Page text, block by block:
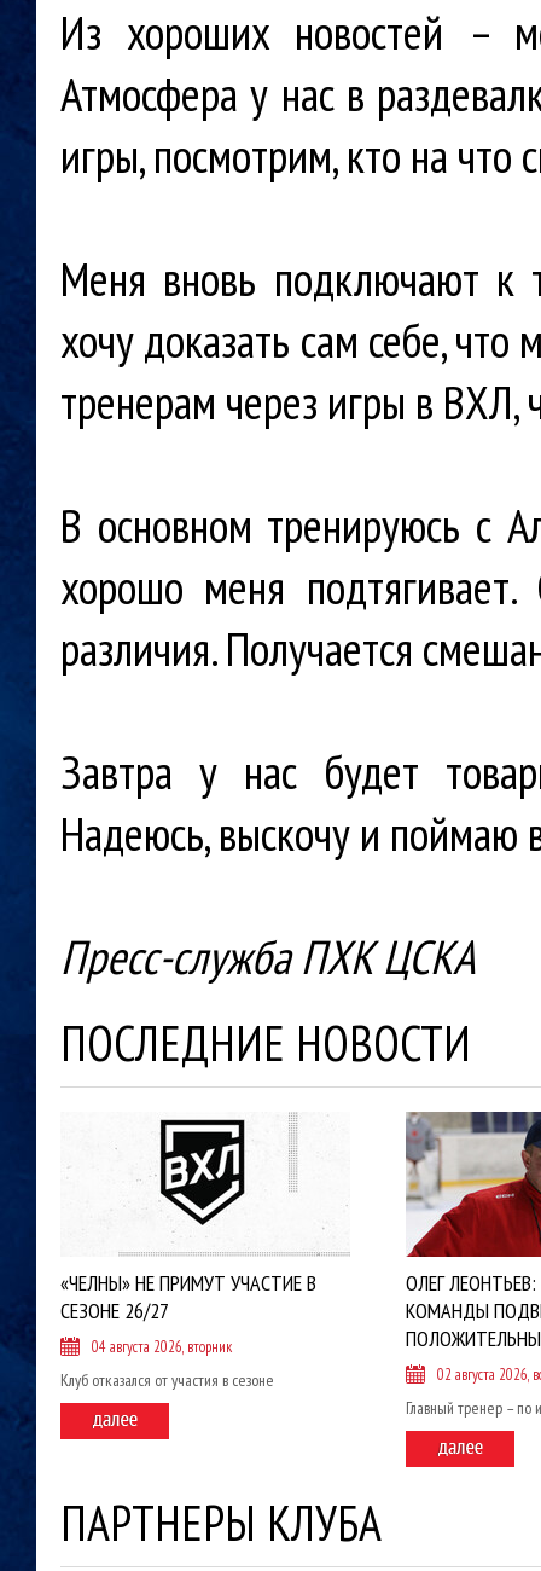
Из хороших новостей –
Атмосфера у нас в
игры, посмотрим, кто на что
Меня вновь подключают к
хочу доказать сам себе,
тренерам через игры в ВХЛ,
В основном тренируюсь с
хорошо меня
различия. Получается
Завтра у нас будет
Надеюсь, выскочу и поймаю
Пресс-служба ПХК ЦСКА
ПОСЛЕДНИЕ НОВОСТИ
«ЧЕЛНЫ» НЕ ПРИМУТ УЧАСТИЕ В
СЕЗОНЕ 26/27
04 августа 2026, вторник
Клуб отказался от участия в сезоне
ОЛЕГ
КОМАНДЫ
02 августа 2026,
Главный тренер – по
ПАРТНЕРЫ КЛУБА